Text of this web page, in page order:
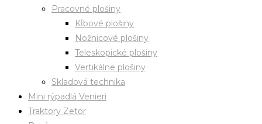
Pracovné plošiny
Kĺbové plošiny
Nožnicové plošiny
Teleskopické plošiny
Vertikálne plošiny
Skladová technika
Mini rýpadlá Venieri
Traktory Zetor